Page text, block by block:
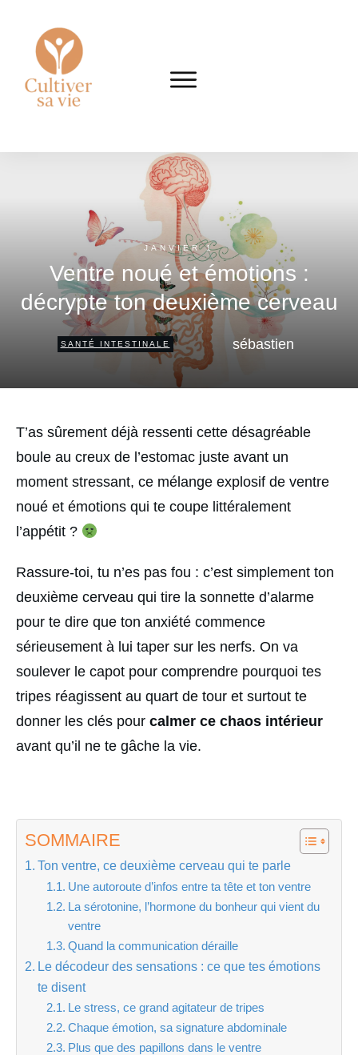
JANVIER 1
Ventre noué et émotions :
décrypte ton deuxième cerveau
SANTÉ INTESTINALE sébastien
T’as sûrement déjà ressenti cette désagréable
boule au creux de l’estomac juste avant un
moment stressant, ce mélange explosif de ventre
noué et émotions qui te coupe littéralement
l’appétit ?
Rassure-toi, tu n’es pas fou : c’est simplement ton
deuxième cerveau qui tire la sonnette d’alarme
pour te dire que ton anxiété commence
sérieusement à lui taper sur les nerfs. On va
soulever le capot pour comprendre pourquoi tes
tripes réagissent au quart de tour et surtout te
donner les clés pour calmer ce chaos intérieur
avant qu’il ne te gâche la vie.
SOMMAIRE
Ton ventre, ce deuxième cerveau qui te parle
Une autoroute d’infos entre ta tête et ton ventre
La sérotonine, l’hormone du bonheur qui vient du
ventre
Quand la communication déraille
Le décodeur des sensations : ce que tes émotions
te disent
Le stress, ce grand agitateur de tripes
Chaque émotion, sa signature abdominale
Plus que des papillons dans le ventre